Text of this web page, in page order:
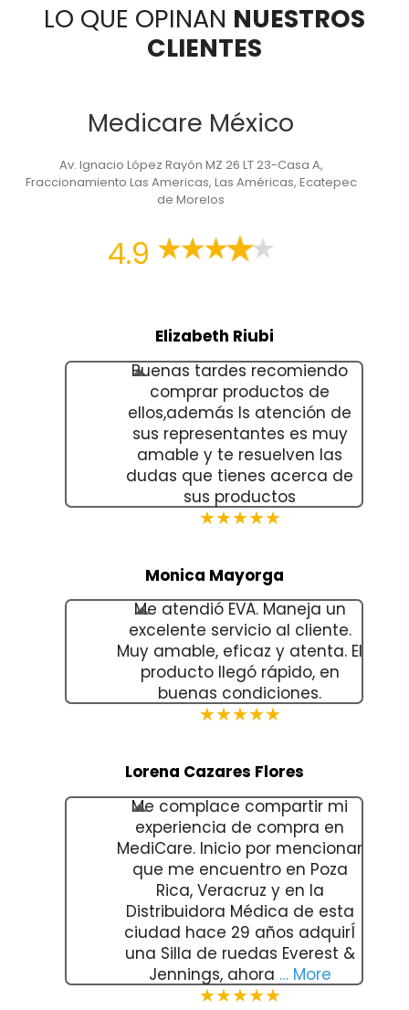
LO QUE OPINAN NUESTROS
CLIENTES
Medicare México
Av. Ignacio López Rayón MZ 26 LT 23-Casa A,
Fraccionamiento Las Americas, Las Américas, Ecatepec
de Morelos
4.9
Elizabeth Riubi
Buenas tardes recomiendo
comprar productos de
ellos,además ls atención de
sus representantes es muy
amable y te resuelven las
dudas que tienes acerca de
sus productos
★★★★★
Monica Mayorga
Me atendió EVA. Maneja un
excelente servicio al cliente.
Muy amable, eficaz y atenta. El
producto llegó rápido, en
buenas condiciones.
★★★★★
Lorena Cazares Flores
Me complace compartir mi
experiencia de compra en
MediCare. Inicio por mencionar
que me encuentro en Poza
Rica, Veracruz y en la
Distribuidora Médica de esta
ciudad hace 29 años adquirÍ
una Silla de ruedas Everest &
Jennings, ahora … More
★★★★★